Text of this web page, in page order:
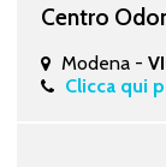
Centro
Modena -
Clicca qui